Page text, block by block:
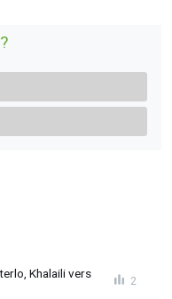
Khalaili vers
2